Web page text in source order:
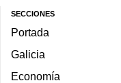
SECCIONES
Portada
Galicia
Economía